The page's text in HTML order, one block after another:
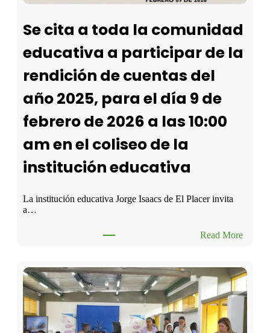
Se cita a toda la comunidad
educativa a participar de la
rendición de cuentas del
año 2025, para el día 9 de
febrero de 2026 a las 10:00
am en el coliseo de la
institución educativa
La institución educativa Jorge Isaacs de El Placer invita
a…
Read More:
c
i
a
a
t